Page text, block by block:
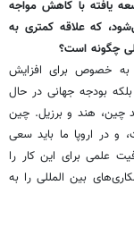
یافته با کاهش مواجه
که علاقه کمتری به
چگونه است؟
به خصوص برای افزایش
بودجه جهانی در حال
چین، هند و برزیل. چین
و در اروپا ما باید سعی
علمی برای این کار را
بین المللی را به